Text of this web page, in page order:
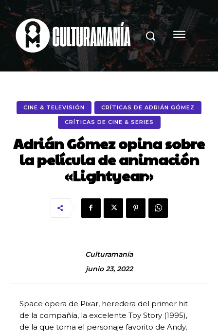
CINE & TELEVISIÓN CRÍTICAS DE ADRIÁN GÓMEZ
CRÍTICAS DE CINE & SERIES
Adrián Gómez opina sobre
la película de animación
«Lightyear»
Culturamanía
junio 23, 2022
Space opera de Pixar, heredera del primer hit
de la compañía, la excelente Toy Story (1995),
de la que toma el personaje favorito de Andy,